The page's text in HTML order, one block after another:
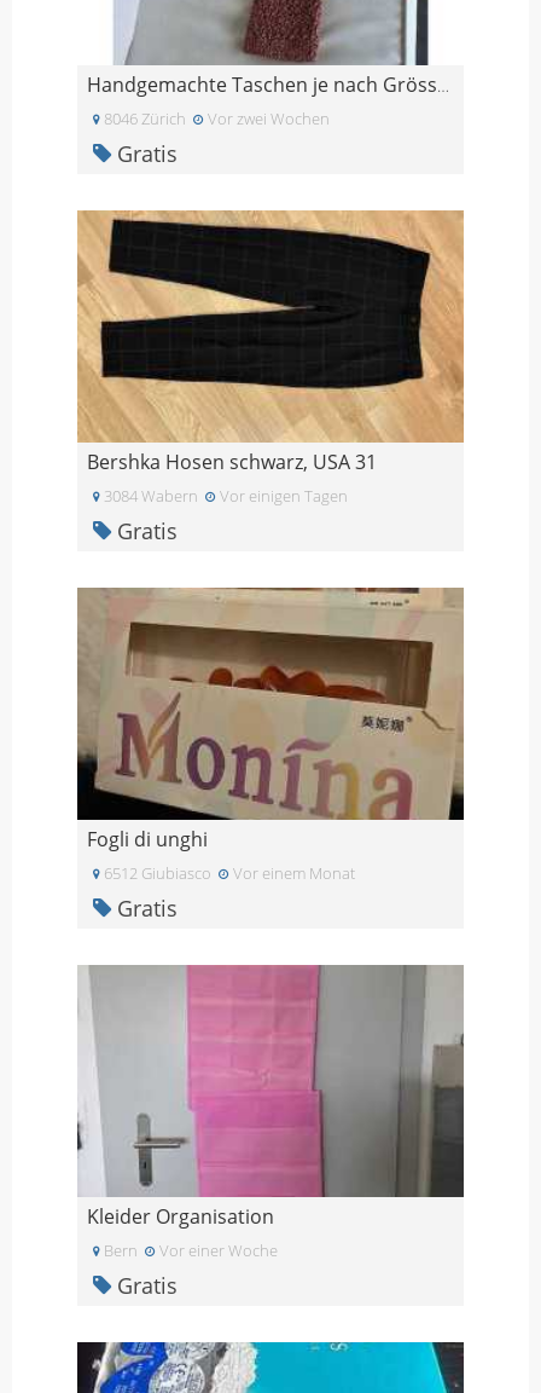
Handgemachte Taschen je nach Grösse 5 bis 20 Fr.
8046 Zürich Vor zwei Wochen
Gratis
Bershka Hosen schwarz, USA 31
3084 Wabern Vor einigen Tagen
Gratis
Fogli di unghi
6512 Giubiasco Vor einem Monat
Gratis
Kleider Organisation
Bern Vor einer Woche
Gratis